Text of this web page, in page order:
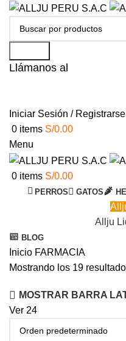
Llámanos al
Iniciar Sesión / Registrarse
0 items S/0.00
Menu
0 items S/0.00
PERROS GATOS
Allju
BLOG
Inicio FARMACIA
Mostrando los 19
MOSTRAR BARRA
Ver 24